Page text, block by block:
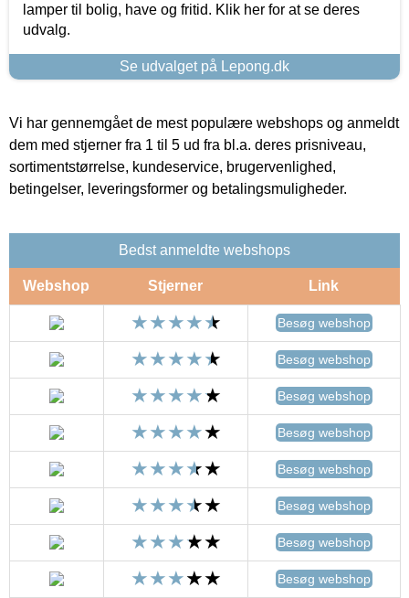
lamper til bolig, have og fritid. Klik her for at se deres
udvalg.
Se udvalget på Lepong.dk
Vi har gennemgået de mest populære webshops og anmeldt
dem med stjerner fra 1 til 5 ud fra bl.a. deres prisniveau,
sortimentstørrelse, kundeservice, brugervenlighed,
betingelser, leveringsformer og betalingsmuligheder.
Bedst anmeldte webshops
Webshop Stjerner Link
Besøg webshop
Besøg webshop
Besøg webshop
Besøg webshop
Besøg webshop
Besøg webshop
Besøg webshop
Besøg webshop